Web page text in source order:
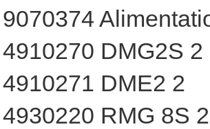
DMG2S 2
DME2 2
RMG 8S 2